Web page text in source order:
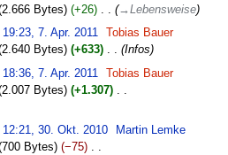
2.666 Bytes +26 ‎ →Lebensweise
19:23, 7. Apr. 2011
Tobias Bauer
2.640 Bytes +633 ‎
Infos
18:36, 7. Apr. 2011
Tobias Bauer
2.007 Bytes +1.307 ‎
12:21, 30. Okt. 2010
Martin Lemke
700 Bytes −75 ‎